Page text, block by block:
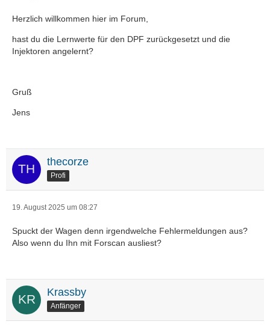
Herzlich willkommen hier im Forum,
hast du die Lernwerte für den DPF zurückgesetzt und die
Injektoren angelernt?
Gruß
Jens
thecorze
Profi
19. August 2025 um 08:27
Spuckt der Wagen denn irgendwelche Fehlermeldungen aus?
Also wenn du Ihn mit Forscan ausliest?
Krassby
Anfänger